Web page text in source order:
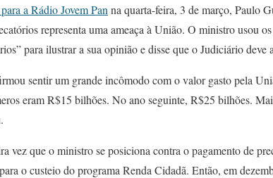
a Rádio Jovem Pan na quarta-feira, 3 de março, Paulo
representa uma ameaça à União. O ministro usou
para ilustrar a sua opinião e disse que o Judiciário deve
sentir um grande incômodo com o valor gasto pela
eram R$15 bilhões. No ano seguinte, R$25 bilhões.
vez que o ministro se posiciona contra o pagamento de
o custeio do programa Renda Cidadã. Então, em